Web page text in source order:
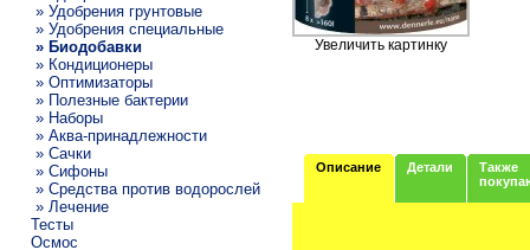
» Удобрения грунтовые
» Удобрения специальные
» Биодобавки
» Кондиционеры
» Оптимизаторы
» Полезные бактерии
» Наборы
» Аква-принадлежности
» Сачки
» Сифоны
» Средства против водорослей
» Лечение
Тесты
Осмос
Увеличить картинку
Описание Детали
Также